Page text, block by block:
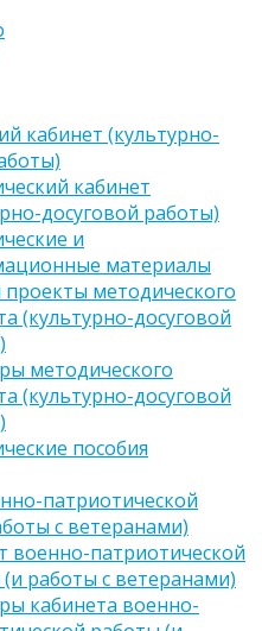
кабинет (культурно-
кабинет
досуговой работы)
и
материалы
методического
(культурно-досуговой
методического
(культурно-досуговой
пособия
патриотической
с ветеранами)
военно-патриотической
работы с ветеранами)
кабинета военно-